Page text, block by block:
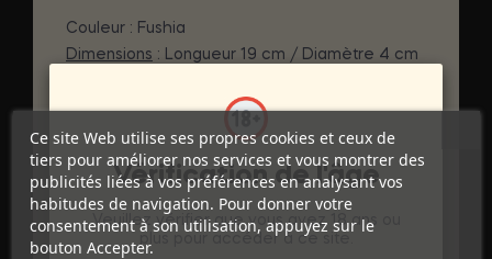
Couleur : Fushia
Dimensions : Longueur 19 cm / Diamètre 4 cm
Zone de stimulation : Vagin / Anal
DÉTAILS DU PRODUIT
Marque ALIVE
Référence D-237118
Ce site Web utilise ses propres cookies et ceux de
tiers pour améliorer nos services et vous montrer des
publicités liées à vos préférences en analysant vos
habitudes de navigation. Pour donner votre
consentement à son utilisation, appuyez sur le
bouton Accepter.
Vérification de l'âge
Veuillez vérifier que vous avez 18 ans ou
plus pour accéder à ce site.